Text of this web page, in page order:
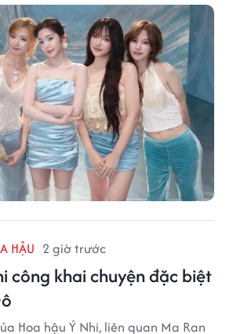
HẬU 2 giờ trước
công khai chuyện đặc biệt
Hoa hậu Ý Nhi, liên quan Ma Ran